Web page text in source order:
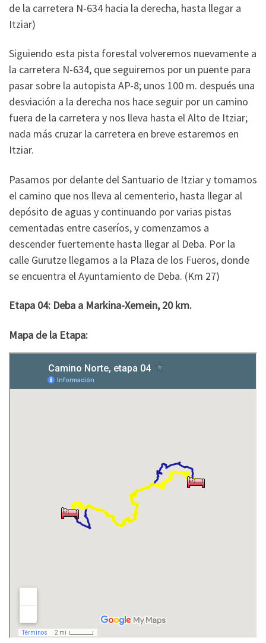
de la carretera N-634 hacia la derecha, hasta llegar a
Itziar)
Siguiendo esta pista forestal volveremos nuevamente a
la carretera N-634, que seguiremos por un puente para
pasar sobre la autopista AP-8; unos 100 m. después una
desviación a la derecha nos hace seguir por un camino
fuera de la carretera y nos lleva hasta el Alto de Itziar;
nada más cruzar la carretera en breve estaremos en
Itziar.
Pasamos por delante del Santuario de Itziar y tomamos
el camino que nos lleva al cementerio, hasta llegar al
depósito de aguas y continuando por varias pistas
cementadas entre caseríos, y comenzamos a
descender fuertemente hasta llegar al Deba. Por la
calle Gurutze llegamos a la Plaza de los Fueros, donde
se encuentra el Ayuntamiento de Deba. (Km 27)
Etapa 04: Deba a Markina-Xemein, 20 km.
Mapa de la Etapa: